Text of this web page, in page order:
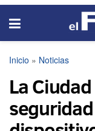
Inicio » Noticias
La